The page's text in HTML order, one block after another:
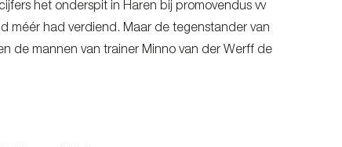
het onderspit in Haren bij promovendus vv
méér had verdiend. Maar de tegenstander van
de mannen van trainer Minno van der Werff de